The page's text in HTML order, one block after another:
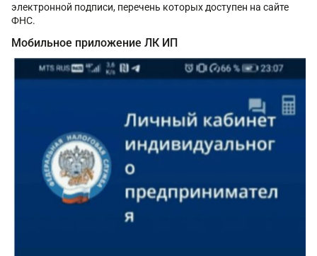
электронной подписи, перечень которых доступен на сайте
ФНС.
Мобильное приложение ЛК ИП